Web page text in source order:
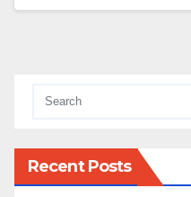
Recent Posts